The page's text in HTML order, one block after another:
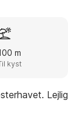
m
kyst